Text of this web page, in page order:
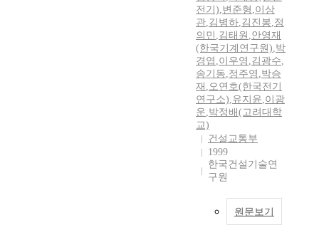
전기),변준형 ,이상
관,김병하,김진봉,정
의민 ,김태원 ,안영재
(한국기계연구원),박
경엽 ,이우영 ,김광수,
송기동,정주영 ,박승
재 ,오연호(한국전기
연구소),유지윤,이광
운,박정배(고려대학
교)
건설교통부
1999
한국건설기술연
구원
원문보기